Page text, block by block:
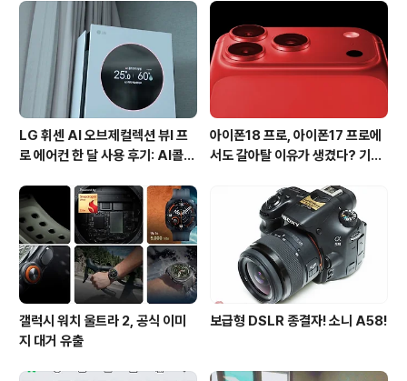
사용 후기
LG 휘센 AI 오브제컬렉션 뷰I 프
로 에어컨 한 달 사용 후기: AI콜드
아이폰18 프로, 아이폰17 프로에
서도 갈아탈 이유가 생겼다? 기대
갤럭시 워치 울트라 2, 공식 이미
지 대거 유출
보급형 DSLR 종결자! 소니 A58!